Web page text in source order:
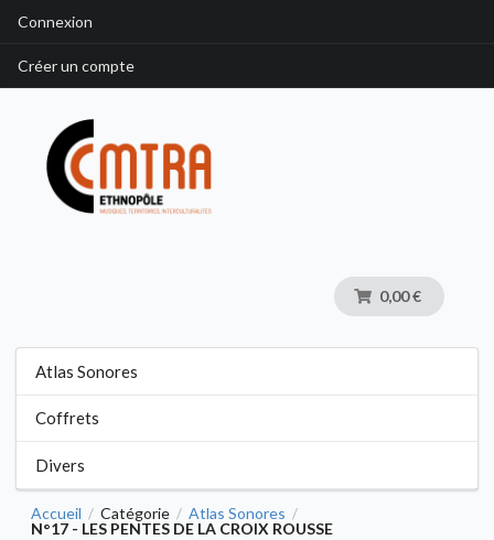
Connexion
Créer un compte
0,00 €
Atlas Sonores
Coffrets
Divers
Accueil / Catégorie / Atlas Sonores /
N°17 - LES PENTES DE LA CROIX ROUSSE